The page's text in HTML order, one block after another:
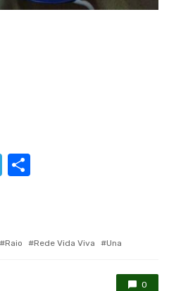
Telegram
Raio Rede Vida Viva Una
0